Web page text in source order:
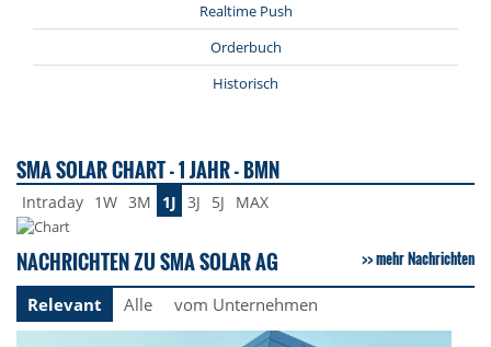
Realtime Push
Orderbuch
Historisch
SMA SOLAR CHART - 1 JAHR - BMN
Intraday 1W 3M 1J 3J 5J MAX
NACHRICHTEN ZU SMA SOLAR AG mehr Nachrichten
Relevant Alle vom Unternehmen